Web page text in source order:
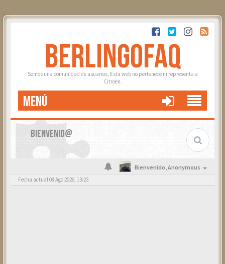
BERLINGOFAQ
Somos una comunidad de usuarios. Esta web no pertenece ni representa a
Citroën.
MENÚ
BIENVENID@
Bienvenido,Anonymous
Fecha actual 08 Ago 2026, 13:23